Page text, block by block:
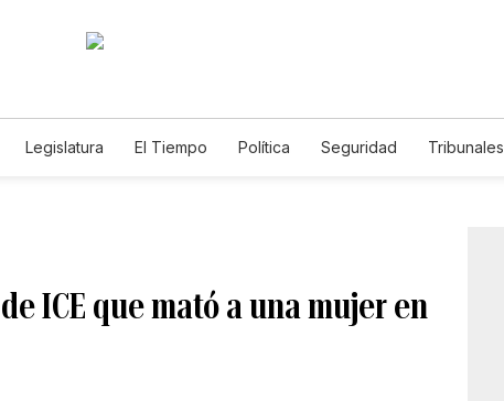
Legislatura El Tiempo Política Seguridad Tribunales
ICE que mató a una mujer en